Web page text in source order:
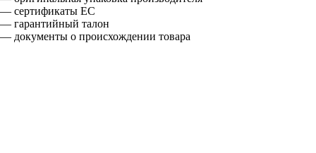
— сертификаты ЕС
— гарантийный талон
— документы о происхождении товара